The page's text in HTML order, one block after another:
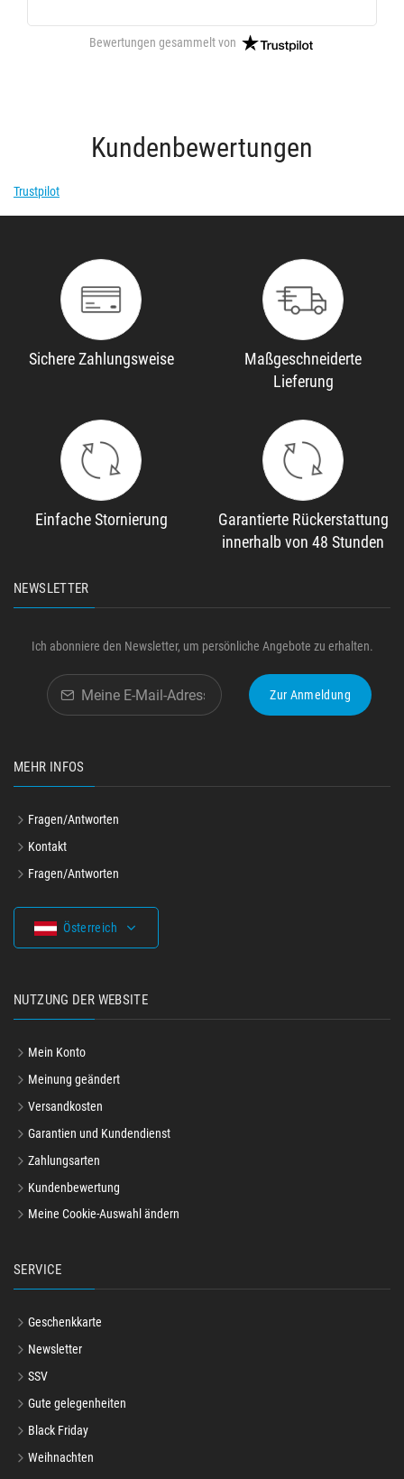
Bewertungen gesammelt von
Kundenbewertungen
Trustpilot
Sichere Zahlungsweise
Maßgeschneiderte
Lieferung
Einfache Stornierung
Garantierte Rückerstattung
innerhalb von 48 Stunden
NEWSLETTER
Ich abonniere den Newsletter, um persönliche Angebote zu erhalten.
Zur Anmeldung
MEHR INFOS
Fragen/Antworten
Kontakt
Fragen/Antworten
Österreich
NUTZUNG DER WEBSITE
Mein Konto
Meinung geändert
Versandkosten
Garantien und Kundendienst
Zahlungsarten
Kundenbewertung
Meine Cookie-Auswahl ändern
SERVICE
Geschenkkarte
Newsletter
SSV
Gute gelegenheiten
Black Friday
Weihnachten